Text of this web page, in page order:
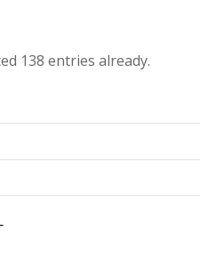
138 entries already.